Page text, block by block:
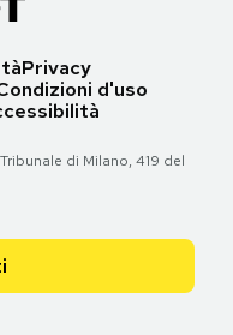
Privacy
d'uso
di Milano, 419 del